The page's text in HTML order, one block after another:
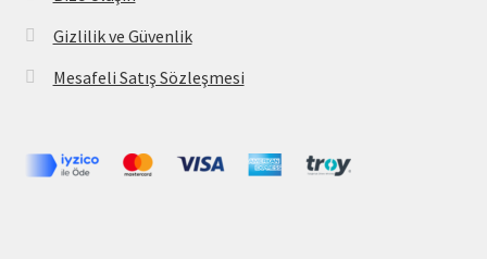
Gizlilik ve Güvenlik
Mesafeli Satış Sözleşmesi